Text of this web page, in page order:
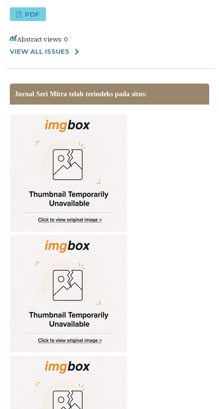
PDF
Abstract views: 0
VIEW ALL ISSUES
Jurnal Seri Mitra telah terindeks pada situs: